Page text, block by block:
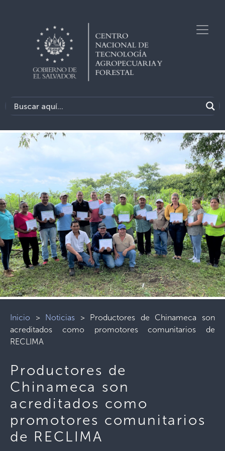
Inicio > Noticias > Productores de Chinameca son
acreditados como promotores comunitarios de
RECLIMA
Productores de
Chinameca son
acreditados como
promotores comunitarios
de RECLIMA